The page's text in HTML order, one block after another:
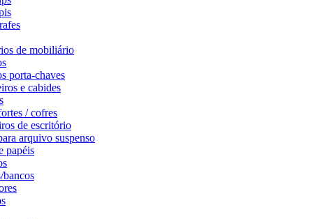
de mobiliário
porta-chaves
e cabides
/ cofres
de escritório
arquivo suspenso
papéis
bancos